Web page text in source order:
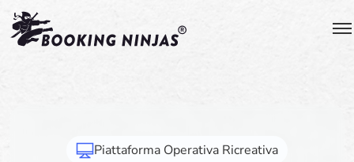
Piattaforma Operativa Ricreativa